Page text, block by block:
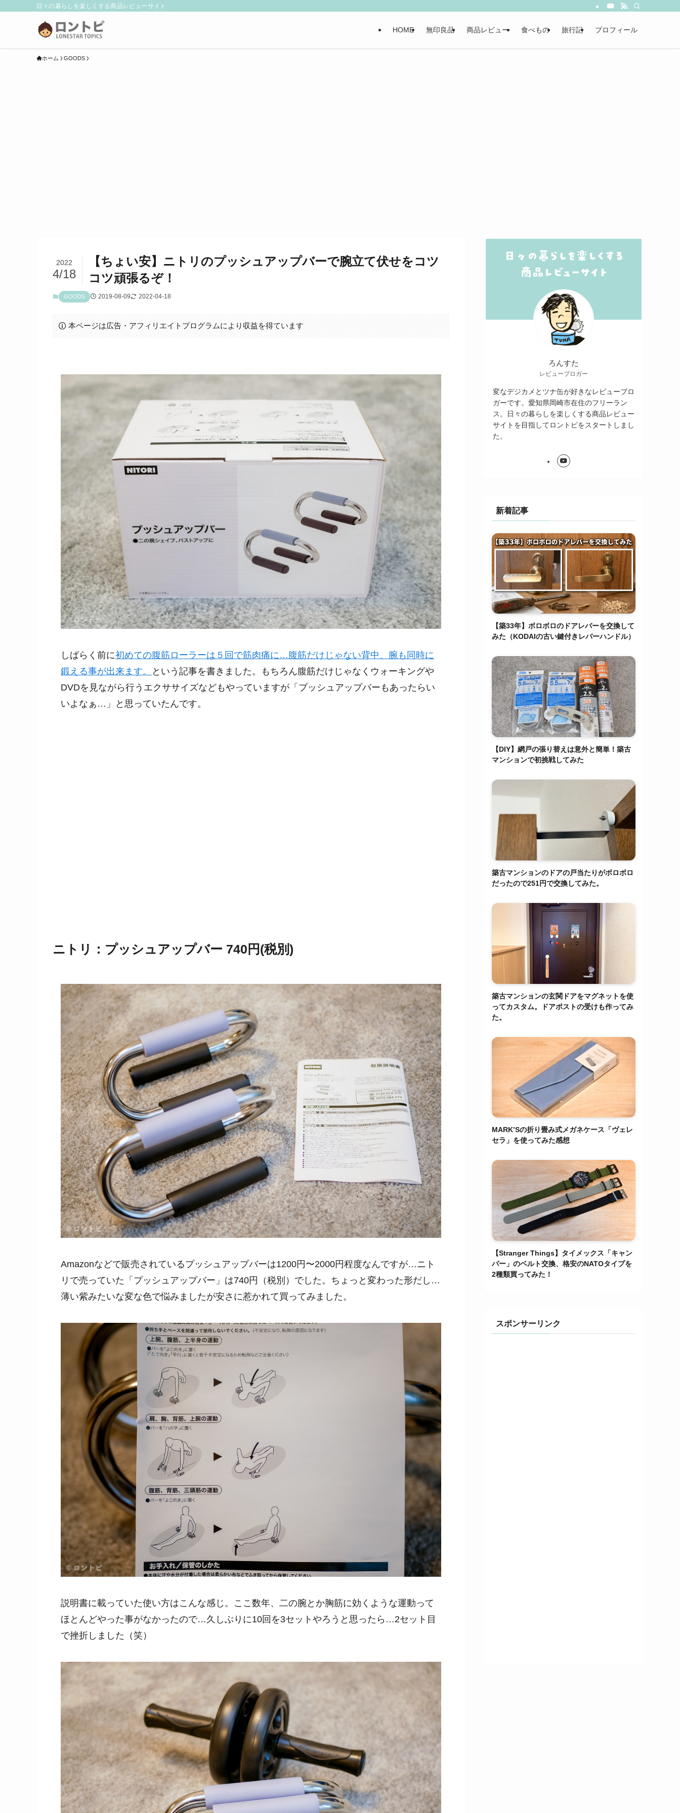
日々の暮らしを楽しくする商品レビューサイト
HOME 無印良品 商品レビュー 食べもの 旅行記 プロフィール
ホーム GOODS
【ちょい安】ニトリのプッシュアップバーで腕立て伏せをコツ
コツ頑張るぞ！
2022
4/18
GOODS 2019-08-09 2022-04-18
本ページは広告・アフィリエイトプログラムにより収益を得ています
しばらく前に初めての腹筋ローラーは５回で筋肉痛に…腹筋だけじゃない背中、腕も同時に
鍛える事が出来ます。
という記事を書きました。もちろん腹筋だけじゃなくウォーキングや
DVDを見ながら行うエクササイズなどもやっていますが「プッシュアップバーもあったらい
いよなぁ…」と思っていたんです。
ニトリ：プッシュアップバー 740円(税別)
Amazonなどで販売されているプッシュアップバーは1200円〜2000円程度なんですが…ニト
リで売っていた「プッシュアップバー」は740円（税別）でした。ちょっと変わった形だし…
薄い紫みたいな変な色で悩みましたが安さに惹かれて買ってみました。
説明書に載っていた使い方はこんな感じ。ここ数年、二の腕とか胸筋に効くような運動って
ほとんどやった事がなかったので…久しぶりに10回を3セットやろうと思ったら…2セット目
で挫折しました（笑）
ろんすた
レビューブロガー
変なデジカメとツナ缶が好きなレビューブロ
ガーです。愛知県岡崎市在住のフリーラン
ス。日々の暮らしを楽しくする商品レビュー
サイトを目指してロントピをスタートしまし
た。
新着記事
【築33年】ボロボロのドアレバーを交換して
みた（KODAIの古い鍵付きレバーハンドル）
【DIY】網戸の張り替えは意外と簡単！築古
マンションで初挑戦してみた
築古マンションのドアの戸当たりがボロボロ
だったので251円で交換してみた。
築古マンションの玄関ドアをマグネットを使
ってカスタム。ドアポストの受けも作ってみ
た。
MARK’Sの折り畳み式メガネケース「ヴェレ
セラ」を使ってみた感想
【Stranger Things】タイメックス「キャン
パー」のベルト交換、格安のNATOタイプを
2種類買ってみた！
スポンサーリンク